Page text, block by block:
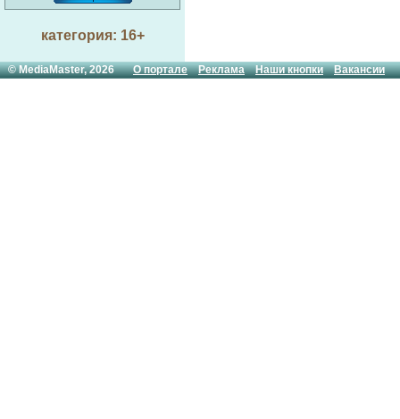
категория: 16+
© MediaMaster, 2026О портале Реклама Наши кнопки Вакансии